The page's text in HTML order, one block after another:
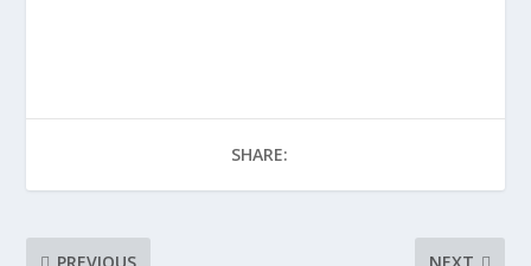
SHARE:
PREVIOUS NEXT